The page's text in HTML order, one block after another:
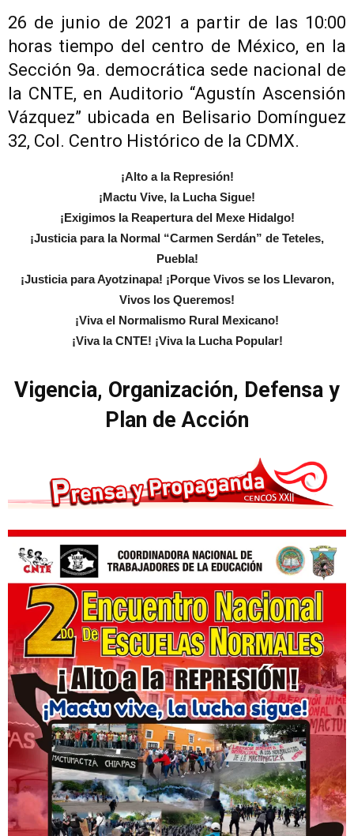
26 de junio de 2021 a partir de las 10:00
horas tiempo del centro de México, en la
Sección 9a. democrática sede nacional de
la CNTE, en Auditorio “Agustín Ascensión
Vázquez” ubicada en Belisario Domínguez
32, Col. Centro Histórico de la CDMX.
¡Alto a la Represión!
¡Mactu Vive, la Lucha Sigue!
¡Exigimos la Reapertura del Mexe Hidalgo!
¡Justicia para la Normal “Carmen Serdán” de Teteles,
Puebla!
¡Justicia para Ayotzinapa! ¡Porque Vivos se los Llevaron,
Vivos los Queremos!
¡Viva el Normalismo Rural Mexicano!
¡Viva la CNTE! ¡Viva la Lucha Popular!
Vigencia, Organización, Defensa y
Plan de Acción